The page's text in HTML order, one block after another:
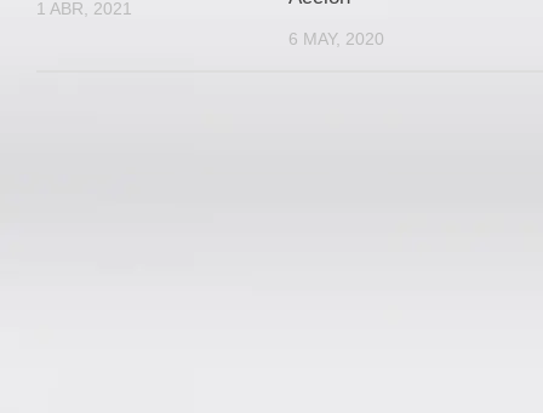
1 ABR, 2021
6 MAY, 2020